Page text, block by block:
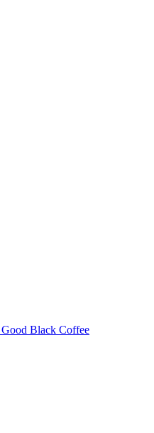
Black Coffee